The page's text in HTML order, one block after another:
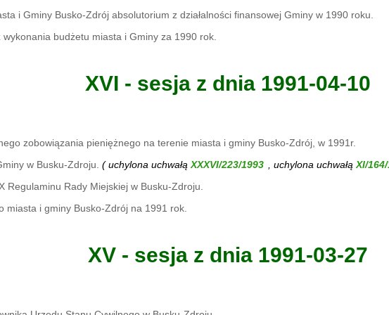
i Gminy Busko-Zdrój absolutorium z działalności finansowej Gminy w 1990 roku.
budżetu miasta i Gminy za 1990 rok.
XVI - sesja z dnia 1991-04-10
zobowiązania pieniężnego na terenie miasta i gminy Busko-Zdrój, w 1991r.
w Busku-Zdroju. ( uchylona uchwałą
, uchylona uchwałą
Regulaminu Rady Miejskiej w Busku-Zdroju.
i gminy Busko-Zdrój na 1991 rok.
XV - sesja z dnia 1991-03-27